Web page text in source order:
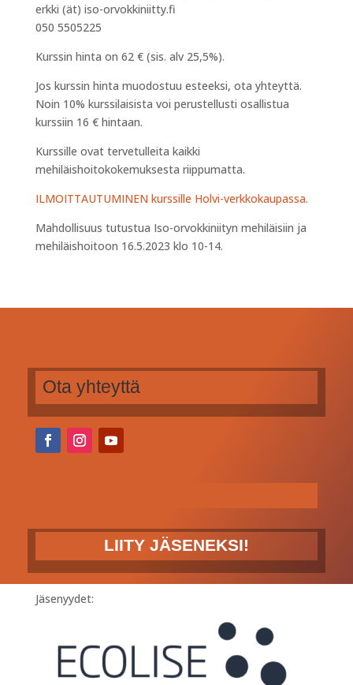
erkki (ät) iso-orvokkiniitty.fi
050 5505225
Kurssin hinta on 62 € (sis. alv 25,5%).
Jos kurssin hinta muodostuu esteeksi, ota yhteyttä.
Noin 10% kurssilaisista voi perustellusti osallistua
kurssiin 16 € hintaan.
Kurssille ovat tervetulleita kaikki
mehiläishoitokokemuksesta riippumatta.
ILMOITTAUTUMINEN kurssille Holvi-verkkokaupassa.
Mahdollisuus tutustua Iso-orvokkiniityn mehiläisiin ja
mehiläishoitoon 16.5.2023 klo 10-14.
Ota yhteyttä
LIITY JÄSENEKSI!
Jäsenyydet: